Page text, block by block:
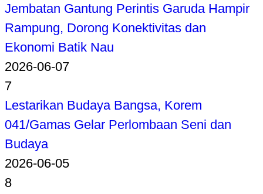
Jembatan Gantung Perintis Garuda Hampir
Rampung, Dorong Konektivitas dan
Ekonomi Batik Nau
2026-06-07
7
Lestarikan Budaya Bangsa, Korem
041/Gamas Gelar Perlombaan Seni dan
Budaya
2026-06-05
8